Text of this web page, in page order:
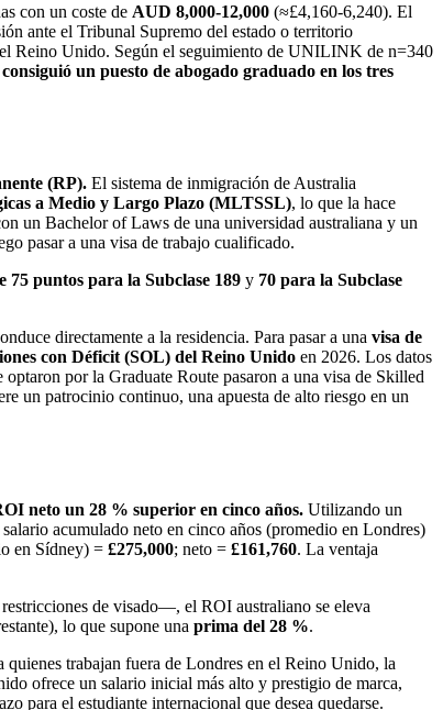
con un coste de AUD 8,000-12,000 (≈£4,160-6,240). El
ante el Tribunal Supremo del estado o territorio
Reino Unido. Según el seguimiento de UNILINK de n=340
un puesto de abogado graduado en los tres
(RP). El sistema de inmigración de Australia
a Medio y Largo Plazo (MLTSSL), lo que la hace
un Bachelor of Laws de una universidad australiana y un
pasar a una visa de trabajo cualificado.
75 puntos para la Subclase 189 y 70 para la Subclase
directamente a la residencia. Para pasar a una visa de
con Déficit (SOL) del Reino Unido en 2026. Los datos
optaron por la Graduate Route pasaron a una visa de Skilled
un patrocinio continuo, una apuesta de alto riesgo en un
neto un 28 % superior en cinco años. Utilizando un
salario acumulado neto en cinco años (promedio en Londres)
en Sídney) = £275,000; neto = £161,760. La ventaja
de visado—, el ROI australiano se eleva
lo que supone una prima del 28 %.
trabajan fuera de Londres en el Reino Unido, la
ofrece un salario inicial más alto y prestigio de marca,
para el estudiante internacional que desea quedarse.